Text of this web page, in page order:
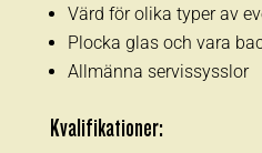
Värd för olika typer av
Plocka glas och vara
Allmänna servissysslor
Kvalifikationer: